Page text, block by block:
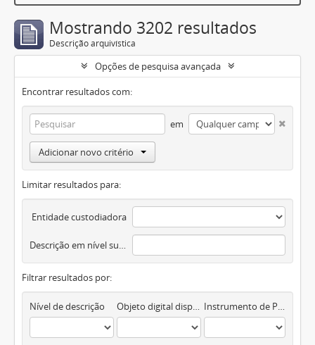
Mostrando 3202 resultados
Descrição arquivística
Opções de pesquisa avançada
Encontrar resultados com:
em
Adicionar novo critério
Limitar resultados para:
Entidade custodiadora
Descrição em nível superior
Filtrar resultados por:
Nível de descrição Objeto digital disponível Instrumento de Pesquisa